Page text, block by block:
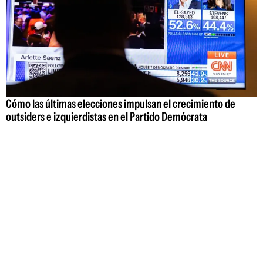
Cómo las últimas elecciones impulsan el crecimiento de
outsiders e izquierdistas en el Partido Demócrata